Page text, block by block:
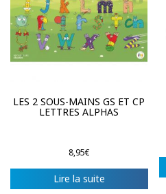
LES 2 SOUS-MAINS GS ET CP
LETTRES ALPHAS
8,95€
Lire la suite